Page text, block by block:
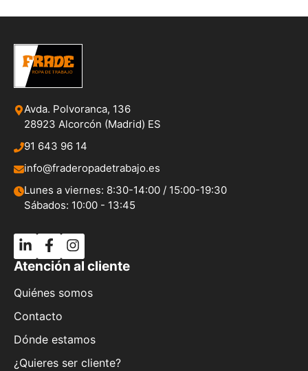
Avda. Polvoranca, 136
28923 Alcorcón (Madrid) ES
91 643 96 14
info@fraderopadetrabajo.es
Lunes a viernes: 8:30-14:00 / 15:00-19:30
Sábados: 10:00 - 13:45
Atención al cliente
Quiénes somos
Contacto
Dónde estamos
¿Quieres ser cliente?